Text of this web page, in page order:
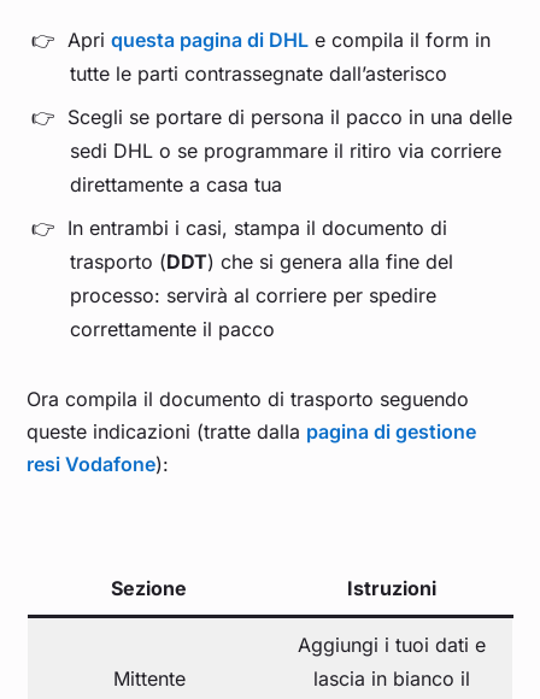
Apri questa pagina di DHL e compila il form in
tutte le parti contrassegnate dall’asterisco
Scegli se portare di persona il pacco in una delle
sedi DHL o se programmare il ritiro via corriere
direttamente a casa tua
In entrambi i casi, stampa il documento di
trasporto (DDT) che si genera alla fine del
processo: servirà al corriere per spedire
correttamente il pacco
Ora compila il documento di trasporto seguendo
queste indicazioni (tratte dalla pagina di gestione
resi Vodafone):
Sezione Istruzioni
Mittente
Aggiungi i tuoi dati e
lascia in bianco il